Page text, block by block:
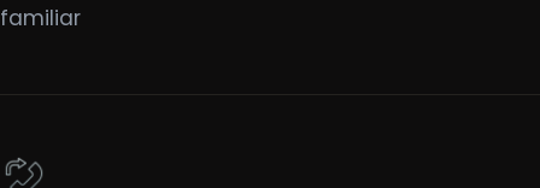
familiar